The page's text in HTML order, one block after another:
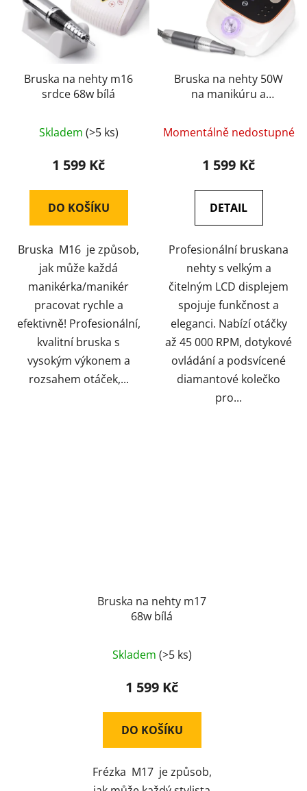
Bruska na nehty m16
srdce 68w bílá
Skladem (>5 ks)
1 599 Kč
DO KOŠÍKU
Bruska M16 je způsob,
jak může každá
manikérka/manikér
pracovat rychle a
efektivně! Profesionální,
kvalitní bruska s
vysokým výkonem a
rozsahem otáček,...
Bruska na nehty 50W
na manikúru a
/ot 113
Momentálně nedostupné
1 599 Kč
DETAIL
Profesionální bruskana
nehty s velkým a
čitelným LCD displejem
spojuje funkčnost a
eleganci. Nabízí otáčky
až 45 000 RPM, dotykové
ovládání a podsvícené
diamantové kolečko
pro...
Bruska na nehty m17
68w bílá
hodnocení
produktu
5,0
z
hvězdiček.
Skladem (>5 ks)
1 599 Kč
DO KOŠÍKU
Frézka M17 je způsob,